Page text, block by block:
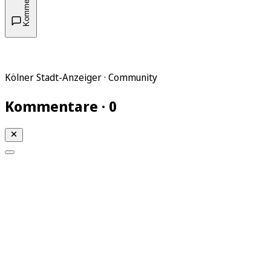
Kölner Stadt-Anzeiger · Community
Kommentare · 0